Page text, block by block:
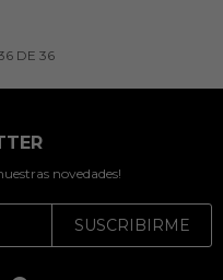
DE 36
novedades!
SUSCRIBIRME